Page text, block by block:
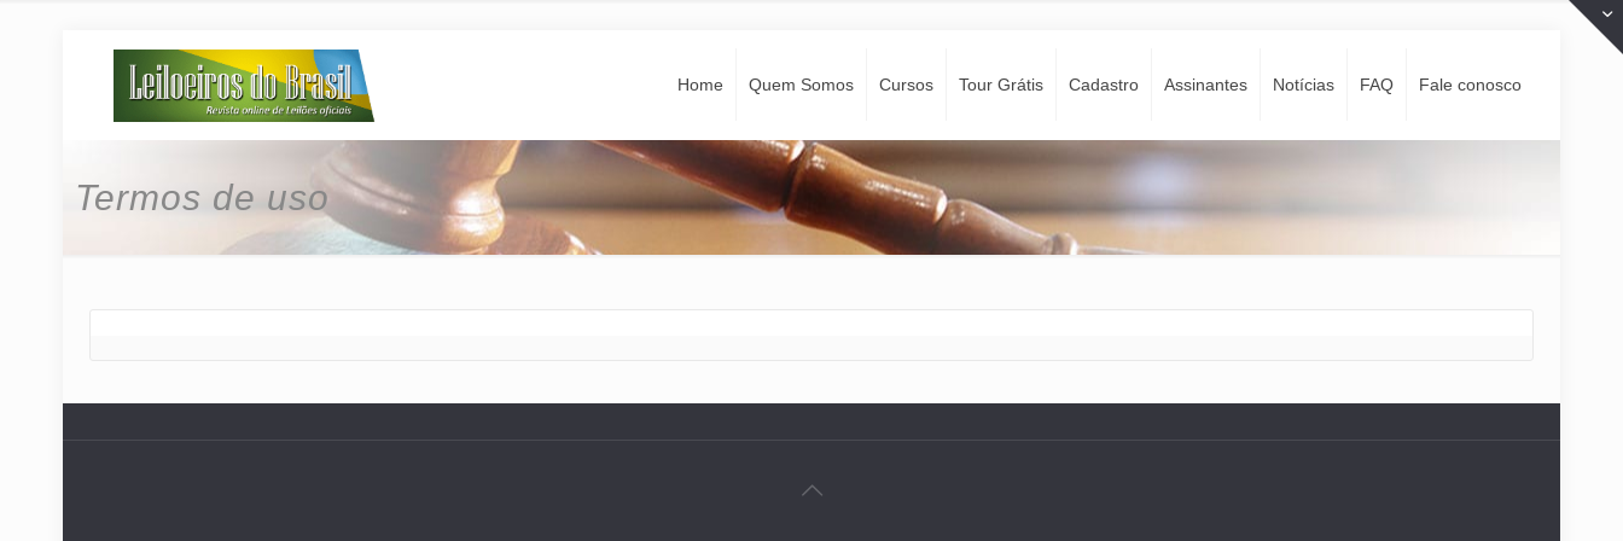
Home Quem Somos Cursos Tour Grátis Cadastro Assinantes Notí­cias FAQ Fale conosco
Termos de uso